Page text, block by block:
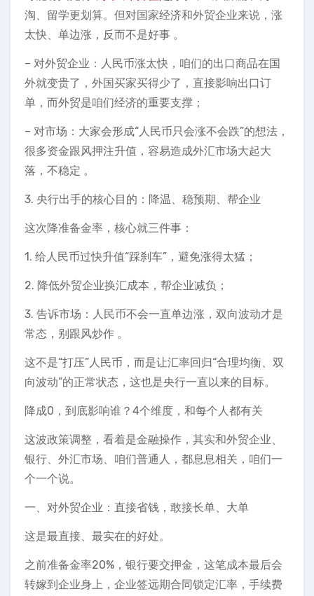
淘、留学更划算。但对国家经济和外贸企业来说，涨
太快、单边涨，反而不是好事 。
– 对外贸企业：人民币涨太快，咱们的出口商品在国
外就变贵了，外国买家买得少了，直接影响出口订
单，而外贸是咱们经济的重要支撑；
– 对市场：大家会形成“人民币只会涨不会跌”的想法，
很多资金跟风押注升值，容易造成外汇市场大起大
落，不稳定 。
3. 央行出手的核心目的：降温、稳预期、帮企业
这次降准备金率，核心就三件事：
1. 给人民币过快升值“踩刹车”，避免涨得太猛；
2. 降低外贸企业换汇成本，帮企业减负；
3. 告诉市场：人民币不会一直单边涨，双向波动才是
常态，别跟风炒作 。
这不是“打压”人民币，而是让汇率回归“合理均衡、双
向波动”的正常状态，这也是央行一直以来的目标。
降成0，到底影响谁？4个维度，和每个人都有关
这波政策调整，看着是金融操作，其实和外贸企业、
银行、外汇市场、咱们普通人，都息息相关，咱们一
个一个说。
一、对外贸企业：直接省钱，敢接长单、大单
这是最直接、最实在的好处。
之前准备金率20%，银行要交押金，这笔成本最后会
转嫁到企业身上，企业签远期合同锁定汇率，手续费